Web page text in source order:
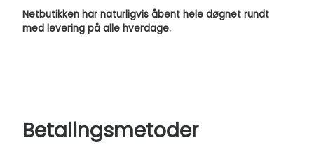
Netbutikken har naturligvis åbent hele døgnet rundt
med levering på alle hverdage.
Betalingsmetoder